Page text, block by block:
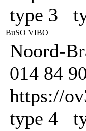
type 3
BuSO VIBO
Noord-
014 84
https://
type 4